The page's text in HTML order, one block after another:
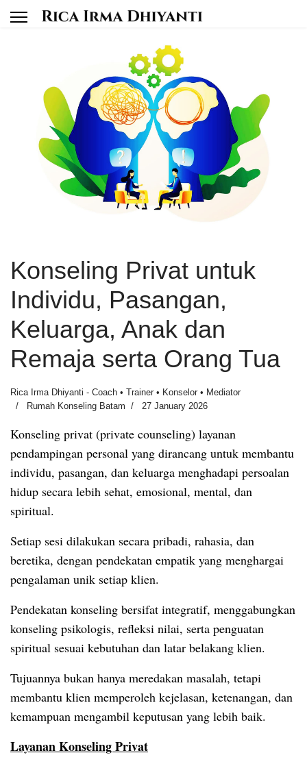
Konseling Privat untuk
Individu, Pasangan,
Keluarga, Anak dan
Remaja serta Orang Tua
Rica Irma Dhiyanti - Coach • Trainer • Konselor • Mediator
Rumah Konseling Batam
27 January 2026
Konseling privat (private counseling) layanan
pendampingan personal yang dirancang untuk membantu
individu, pasangan, dan keluarga menghadapi persoalan
hidup secara lebih sehat, emosional, mental, dan
spiritual.
Setiap sesi dilakukan secara pribadi, rahasia, dan
beretika, dengan pendekatan empatik yang menghargai
pengalaman unik setiap klien.
Pendekatan konseling bersifat integratif, menggabungkan
konseling psikologis, refleksi nilai, serta penguatan
spiritual sesuai kebutuhan dan latar belakang klien.
Tujuannya bukan hanya meredakan masalah, tetapi
membantu klien memperoleh kejelasan, ketenangan, dan
kemampuan mengambil keputusan yang lebih baik.
Layanan Konseling Privat